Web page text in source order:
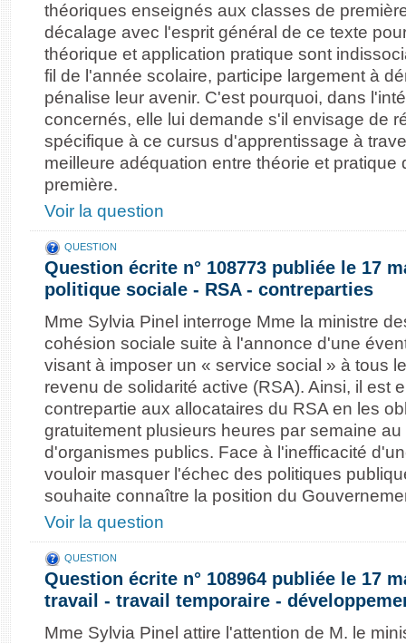
théoriques enseignés aux classes de
décalage avec l'esprit général de ce texte
théorique et application pratique sont
fil de l'année scolaire, participe largement à
pénalise leur avenir. C'est pourquoi, dans
concernés, elle lui demande s'il envisage de
spécifique à ce cursus d'apprentissage à
meilleure adéquation entre théorie et pratique
première.
Voir la question
QUESTION
Question écrite n° 108773 publiée le 17
politique sociale - RSA - contreparties
Mme Sylvia Pinel interroge Mme la ministre
cohésion sociale suite à l'annonce d'une
visant à imposer un « service social » à tous
revenu de solidarité active (RSA). Ainsi, il est
contrepartie aux allocataires du RSA en les
gratuitement plusieurs heures par semaine
d'organismes publics. Face à l'inefficacité
vouloir masquer l'échec des politiques
souhaite connaître la position du
Voir la question
QUESTION
Question écrite n° 108964 publiée le 17
travail - travail temporaire -
Mme Sylvia Pinel attire l'attention de M. le